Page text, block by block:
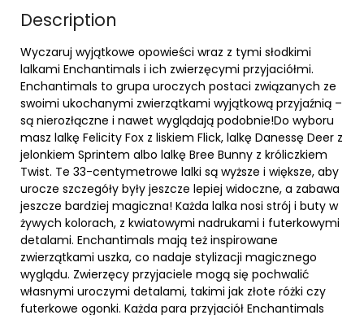
Description
Wyczaruj wyjątkowe opowieści wraz z tymi słodkimi
lalkami Enchantimals i ich zwierzęcymi przyjaciółmi.
Enchantimals to grupa uroczych postaci związanych ze
swoimi ukochanymi zwierzątkami wyjątkową przyjaźnią –
są nierozłączne i nawet wyglądają podobnie!Do wyboru
masz lalkę Felicity Fox z liskiem Flick, lalkę Danessę Deer z
jelonkiem Sprintem albo lalkę Bree Bunny z króliczkiem
Twist. Te 33-centymetrowe lalki są wyższe i większe, aby
urocze szczegóły były jeszcze lepiej widoczne, a zabawa
jeszcze bardziej magiczna! Każda lalka nosi strój i buty w
żywych kolorach, z kwiatowymi nadrukami i futerkowymi
detalami. Enchantimals mają też inspirowane
zwierzątkami uszka, co nadaje stylizacji magicznego
wyglądu. Zwierzęcy przyjaciele mogą się pochwalić
własnymi uroczymi detalami, takimi jak złote różki czy
futerkowe ogonki. Każda para przyjaciół Enchantimals